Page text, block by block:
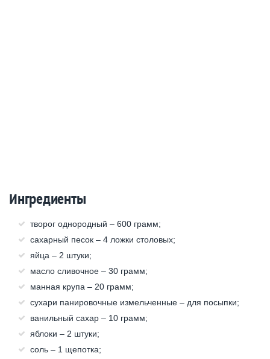
Ингредиенты
творог однородный – 600 грамм;
сахарный песок – 4 ложки столовых;
яйца – 2 штуки;
масло сливочное – 30 грамм;
манная крупа – 20 грамм;
сухари панировочные измельченные – для посыпки;
ванильный сахар – 10 грамм;
яблоки – 2 штуки;
соль – 1 щепотка;